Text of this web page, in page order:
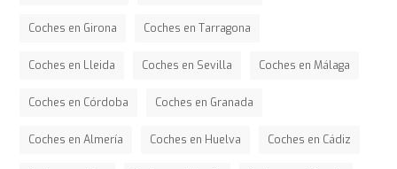
Coches en Girona Coches en Tarragona
Coches en Lleida Coches en Sevilla Coches en Málaga
Coches en Córdoba Coches en Granada
Coches en Almería Coches en Huelva Coches en Cádiz